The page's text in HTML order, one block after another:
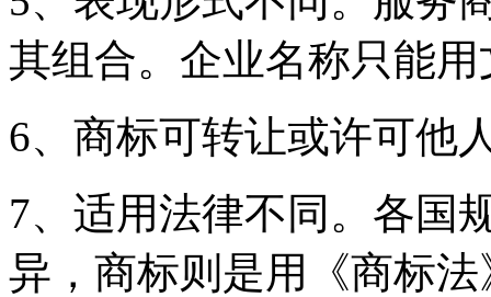
其组合。企业名称只能
6、商标可转让或许可他
7、适用法律不同。各国
异，商标则是用《商标